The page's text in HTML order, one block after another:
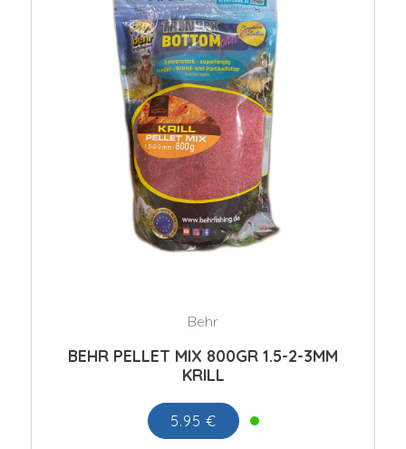
Behr
BEHR PELLET MIX 800GR 1.5-2-3MM
KRILL
5.95 €